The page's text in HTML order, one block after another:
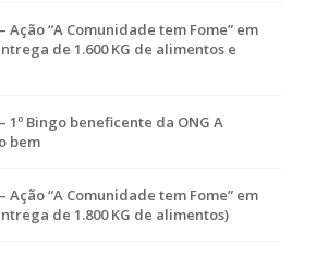
Ação “A Comunidade tem Fome” em
de 1.600 KG de alimentos e
1º Bingo beneficente da ONG A
bem
Ação “A Comunidade tem Fome” em
de 1.800 KG de alimentos)